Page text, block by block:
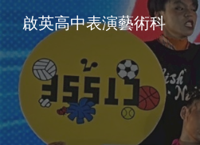
啟英高中表演藝術科